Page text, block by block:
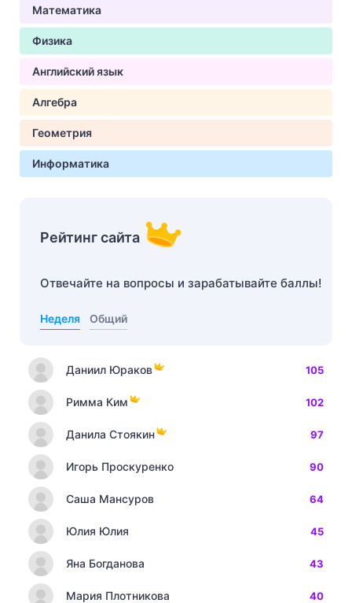
Математика
Физика
Английский язык
Алгебра
Геометрия
Информатика
Рейтинг сайта
Отвечайте на вопросы и зарабатывайте баллы!
Неделя Общий
Даниил Юраков 105
Римма Ким 102
Данила Стоякин 97
Игорь Проскуренко 90
Саша Мансуров 64
Юлия Юлия 45
Яна Богданова 43
Мария Плотникова 40